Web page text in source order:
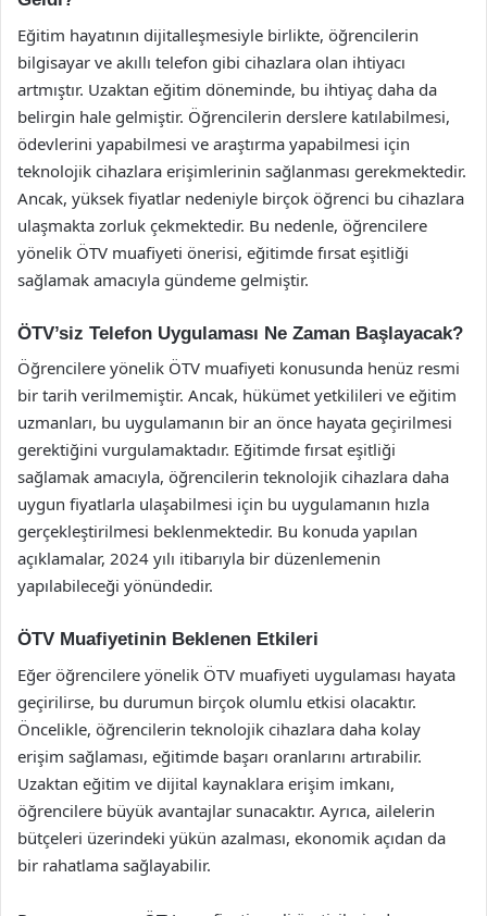
Eğitim hayatının dijitalleşmesiyle birlikte, öğrencilerin
bilgisayar ve akıllı telefon gibi cihazlara olan ihtiyacı
artmıştır. Uzaktan eğitim döneminde, bu ihtiyaç daha da
belirgin hale gelmiştir. Öğrencilerin derslere katılabilmesi,
ödevlerini yapabilmesi ve araştırma yapabilmesi için
teknolojik cihazlara erişimlerinin sağlanması gerekmektedir.
Ancak, yüksek fiyatlar nedeniyle birçok öğrenci bu cihazlara
ulaşmakta zorluk çekmektedir. Bu nedenle, öğrencilere
yönelik ÖTV muafiyeti önerisi, eğitimde fırsat eşitliği
sağlamak amacıyla gündeme gelmiştir.
ÖTV’siz Telefon Uygulaması Ne Zaman Başlayacak?
Öğrencilere yönelik ÖTV muafiyeti konusunda henüz resmi
bir tarih verilmemiştir. Ancak, hükümet yetkilileri ve eğitim
uzmanları, bu uygulamanın bir an önce hayata geçirilmesi
gerektiğini vurgulamaktadır. Eğitimde fırsat eşitliği
sağlamak amacıyla, öğrencilerin teknolojik cihazlara daha
uygun fiyatlarla ulaşabilmesi için bu uygulamanın hızla
gerçekleştirilmesi beklenmektedir. Bu konuda yapılan
açıklamalar, 2024 yılı itibarıyla bir düzenlemenin
yapılabileceği yönündedir.
ÖTV Muafiyetinin Beklenen Etkileri
Eğer öğrencilere yönelik ÖTV muafiyeti uygulaması hayata
geçirilirse, bu durumun birçok olumlu etkisi olacaktır.
Öncelikle, öğrencilerin teknolojik cihazlara daha kolay
erişim sağlaması, eğitimde başarı oranlarını artırabilir.
Uzaktan eğitim ve dijital kaynaklara erişim imkanı,
öğrencilere büyük avantajlar sunacaktır. Ayrıca, ailelerin
bütçeleri üzerindeki yükün azalması, ekonomik açıdan da
bir rahatlama sağlayabilir.